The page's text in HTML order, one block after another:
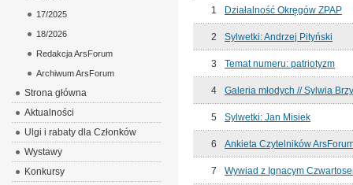
1 Działalność Okręgów ZPAP
2 Sylwetki: Andrzej Pityński
3 Temat numeru: patriotyzm
4 Galeria młodych // Sylwia
5 Sylwetki: Jan Misiek
6 Ankieta Czytelników
7 Wywiad z Ignacym
17/2025
18/2026
Redakcja ArsForum
Archiwum ArsForum
Strona główna
Aktualności
Ulgi i rabaty dla Członków
Wystawy
Konkursy